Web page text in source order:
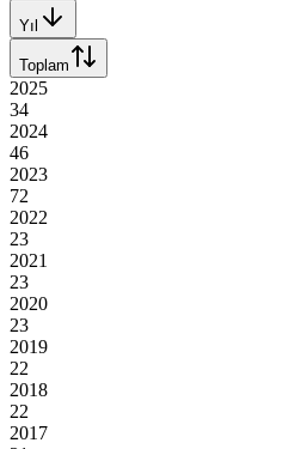
Yıl
Toplam
2025
34
2024
46
2023
72
2022
23
2021
23
2020
23
2019
22
2018
22
2017